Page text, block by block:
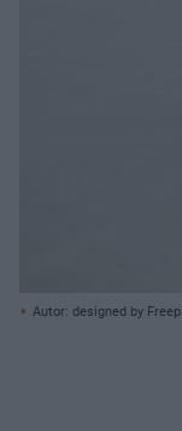
Autor: designed by